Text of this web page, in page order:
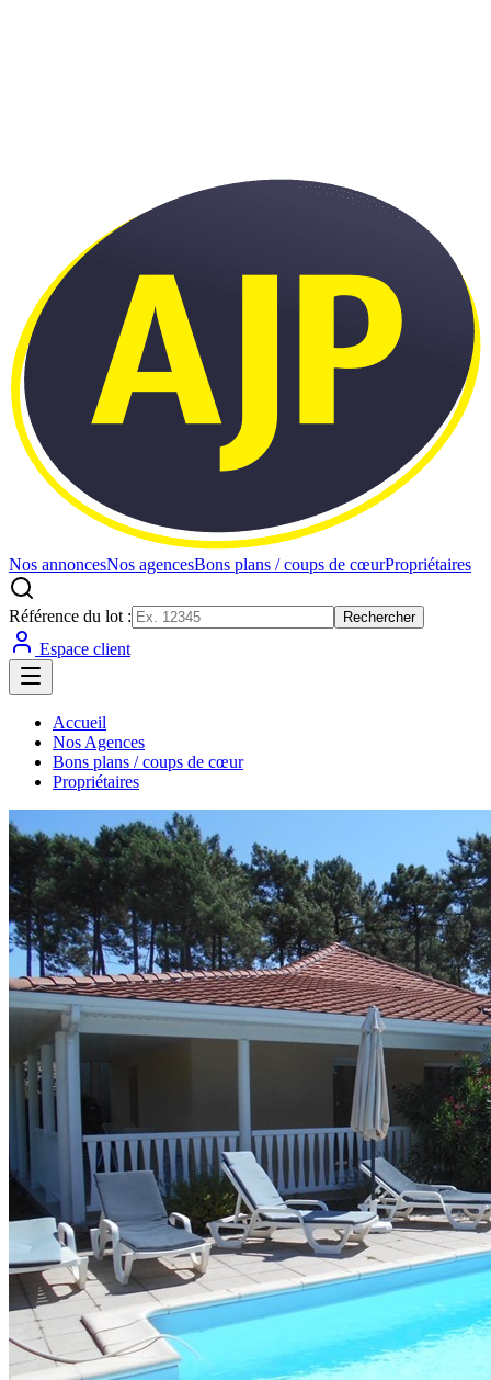
Nos annoncesNos agencesBons plans / coups de cœurPropriétaires
Référence du lot : Rechercher
Espace client
Accueil
Nos Agences
Bons plans / coups de cœur
Propriétaires